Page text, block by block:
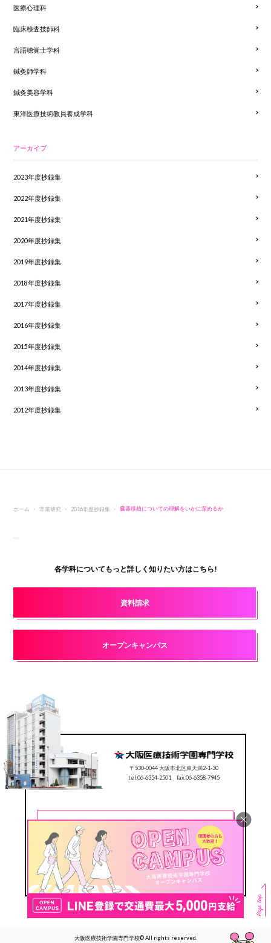
医療心理科
臨床検査技師科
言語聴覚士学科
鍼灸師学科
鍼灸美容学科
東洋医療技術教員養成学科
アーカイブ
2023年度抄録集
2022年度抄録集
2021年度抄録集
2020年度抄録集
2019年度抄録集
2018年度抄録集
2017年度抄録集
2016年度抄録集
2015年度抄録集
2014年度抄録集
2013年度抄録集
2012年度抄録集
ホーム 卒業研究 2016年度抄録集 臓器移植についての理解をいかに深めるか
各学科についてもっと詳しく知りたい方はこちら!
資料請求
オープンキャンパス
〒530-0044 大阪市北区東天満2-1-30
tel.06-6354-2501 fax.06-6358-7945
CONTACT
0120-78-2501
Follow us #ocmt
大阪医療技術学園専門学校© All rights reserved.